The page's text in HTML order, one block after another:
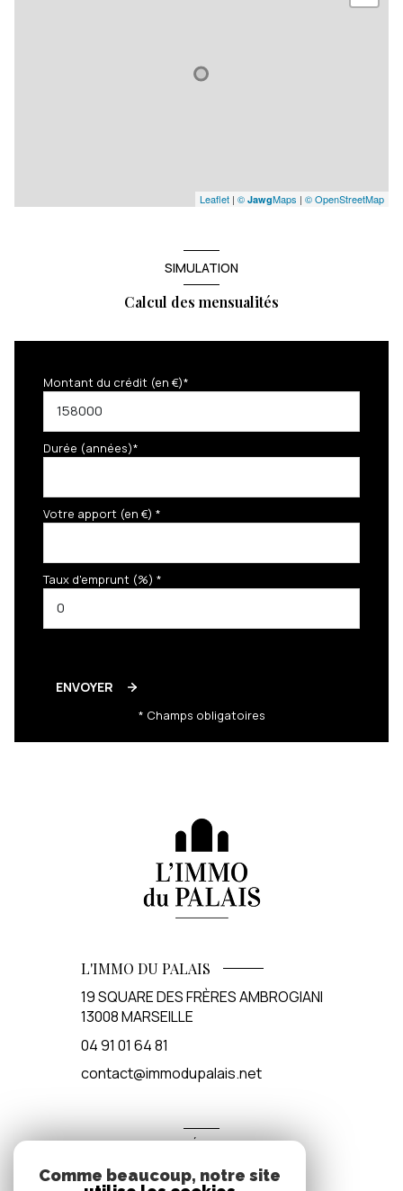
Leaflet | © JawgMaps | © OpenStreetMap
SIMULATION
Calcul des mensualités
Montant du crédit (en €)*
Durée (années)*
Votre apport (en €) *
Taux d'emprunt (%) *
ENVOYER
* Champs obligatoires
L'IMMO DU PALAIS
19 SQUARE DES FRÈRES AMBROGIANI
13008MARSEILLE
04 91 01 64 81
contact@immodupalais.net
ADHÉRENTS
Nous adhérons
Comme beaucoup, notre site